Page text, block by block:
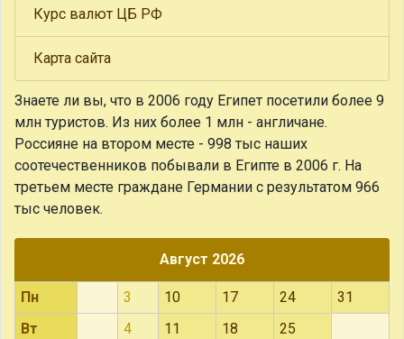
Курс валют ЦБ РФ
Карта сайта
Знаете ли вы, что в 2006 году Египет посетили более 9
млн туристов. Из них более 1 млн - англичане.
Россияне на втором месте - 998 тыс наших
соотечественников побывали в Египте в 2006 г. На
третьем месте граждане Германии с результатом 966
тыс человек.
Август 2026
Пн 3 10 17 24
31
Вт
4 11 18
25